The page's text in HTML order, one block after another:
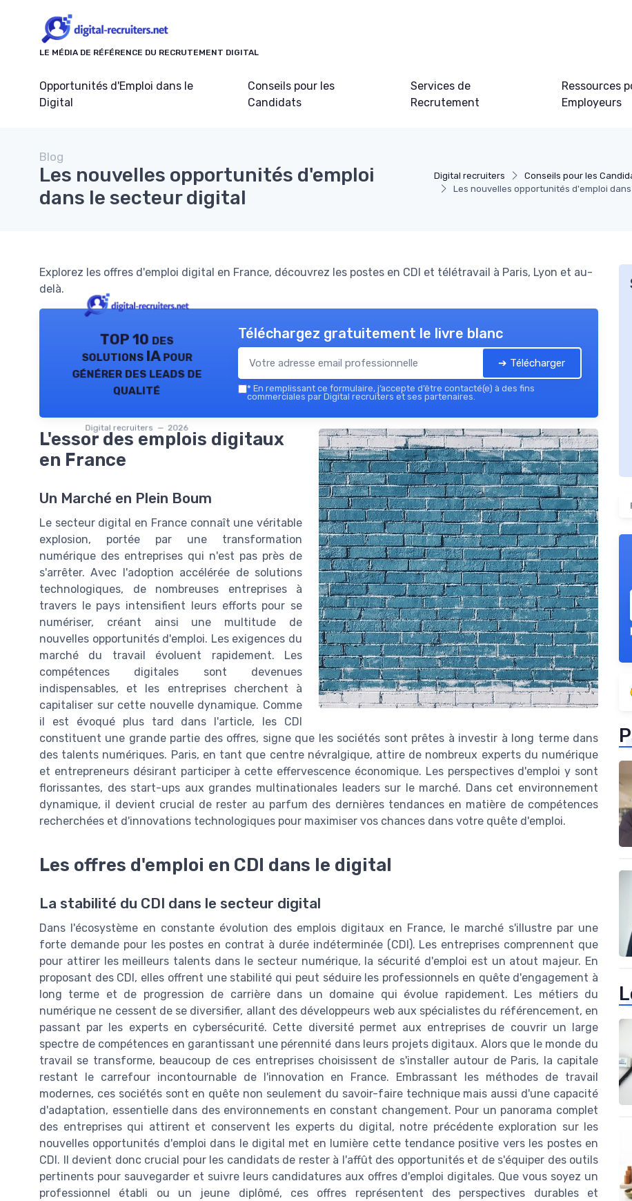
LE MÉDIA DE RÉFÉRENCE DU RECRUTEMENT DIGITAL
Opportunités d'Emploi dans le
Digital
Conseils pour les
Candidats
Services de
Recrutement
Ressources
Employeurs
Digital recruiters Conseils pour les
Les nouvelles opportunités d'emploi
Blog
Les nouvelles opportunités d'emploi
dans le secteur digital
Explorez les offres d'emploi digital en France, découvrez les postes en CDI et télétravail à Paris, Lyon et au-
delà.
TOP 10 des
solutions IA pour
générer des leads de
qualité
Digital recruiters — 2026
Téléchargez gratuitement le livre blanc
➔ Télécharger
* En remplissant ce formulaire, j’accepte d’être contacté(e) à des fins
commerciales par Digital recruiters et ses partenaires.
L'essor des emplois digitaux
en France
Un Marché en Plein Boum
Le secteur digital en France connaît une véritable
explosion, portée par une transformation
numérique des entreprises qui n'est pas près de
s'arrêter. Avec l'adoption accélérée de solutions
technologiques, de nombreuses entreprises à
travers le pays intensifient leurs efforts pour se
numériser, créant ainsi une multitude de
nouvelles opportunités d'emploi. Les exigences du
marché du travail évoluent rapidement. Les
compétences digitales sont devenues
indispensables, et les entreprises cherchent à
capitaliser sur cette nouvelle dynamique. Comme
il est évoqué plus tard dans l'article, les CDI
constituent une grande partie des offres, signe que les sociétés sont prêtes à investir à long terme dans
des talents numériques. Paris, en tant que centre névralgique, attire de nombreux experts du numérique
et entrepreneurs désirant participer à cette effervescence économique. Les perspectives d'emploi y sont
florissantes, des start-ups aux grandes multinationales leaders sur le marché. Dans cet environnement
dynamique, il devient crucial de rester au parfum des dernières tendances en matière de compétences
recherchées et d'innovations technologiques pour maximiser vos chances dans votre quête d'emploi.
Les offres d'emploi en CDI dans le digital
La stabilité du CDI dans le secteur digital
Dans l'écosystème en constante évolution des emplois digitaux en France, le marché s'illustre par une
forte demande pour les postes en contrat à durée indéterminée (CDI). Les entreprises comprennent que
pour attirer les meilleurs talents dans le secteur numérique, la sécurité d'emploi est un atout majeur. En
proposant des CDI, elles offrent une stabilité qui peut séduire les professionnels en quête d'engagement à
long terme et de progression de carrière dans un domaine qui évolue rapidement. Les métiers du
numérique ne cessent de se diversifier, allant des développeurs web aux spécialistes du référencement, en
passant par les experts en cybersécurité. Cette diversité permet aux entreprises de couvrir un large
spectre de compétences en garantissant une pérennité dans leurs projets digitaux. Alors que le monde du
travail se transforme, beaucoup de ces entreprises choisissent de s'installer autour de Paris, la capitale
restant le carrefour incontournable de l'innovation en France. Embrassant les méthodes de travail
modernes, ces sociétés sont en quête non seulement du savoir-faire technique mais aussi d'une capacité
d'adaptation, essentielle dans des environnements en constant changement. Pour un panorama complet
des entreprises qui attirent et conservent les experts du digital, notre précédente exploration sur les
nouvelles opportunités d'emploi dans le digital met en lumière cette tendance positive vers les postes en
CDI. Il devient donc crucial pour les candidats de rester à l'affût des opportunités et de s'équiper des outils
pertinents pour sauvegarder et suivre leurs candidatures aux offres d'emploi digitales. Que vous soyez un
professionnel établi ou un jeune diplômé, ces offres représentent des perspectives durables et